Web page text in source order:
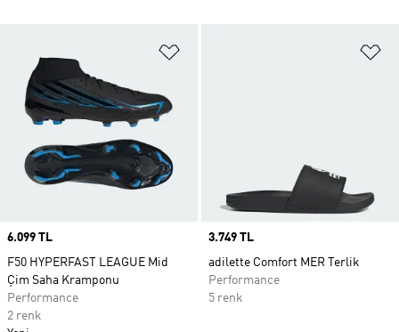
Price
6.099 TL
F50 HYPERFAST LEAGUE Mid
Çim Saha Kramponu
Performance
2 renk
Price
3.749 TL
adilette Comfort MER Terlik
Performance
5 renk